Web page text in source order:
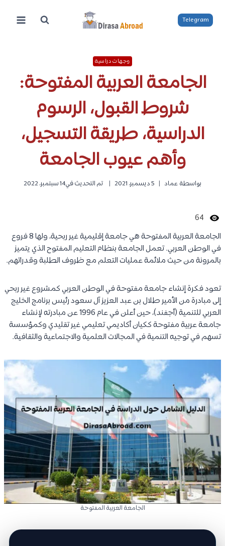
المحتوى
Telegram
وجهات دراسية
الجامعة العربية المفتوحة:
شروط القبول، الرسوم
الدراسية، طريقة التسجيل،
وأهم عيوب الجامعة
بواسطة عماد 5 ديسمبر، 2021 تم التحديث في14 سبتمبر، 2022
64
الجامعة العربية المفتوحة هي جامعة إقليمية غير ربحية، ولها 8 فروع
في الوطن العربي. تعمل الجامعة بنظام التعليم المفتوح الذي يتميز
بالمرونة من حيث ملائمة عمليات التعلم مع ظروف الطلبة وقدراتهم.
تعود فكرة إنشاء جامعة مفتوحة في الوطن العربي كمشروع غير ربحي
إلى مبادرة من الأمير طلال بن عبد العزيز آل سعود رئيس برنامج الخليج
العربي للتنمية (أجفند)، حين أعلن في عام 1996 عن مبادرته لإنشاء
جامعة عربية مفتوحة ككيان أكاديمي تعليمي غير تقليدي وكمؤسسة
تسهم في توجيه التنمية في المجالات العلمية والاجتماعية والثقافية.
الجامعة العربية المفتوحة